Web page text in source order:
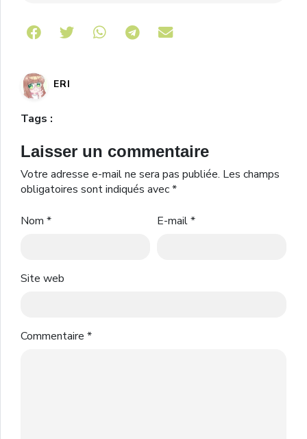
Share on Telegram
ERI
Tags :
Laisser un commentaire
Votre adresse e-mail ne sera pas publiée. Les champs
obligatoires sont indiqués avec*
Nom * E-mail*
Site web
Commentaire *